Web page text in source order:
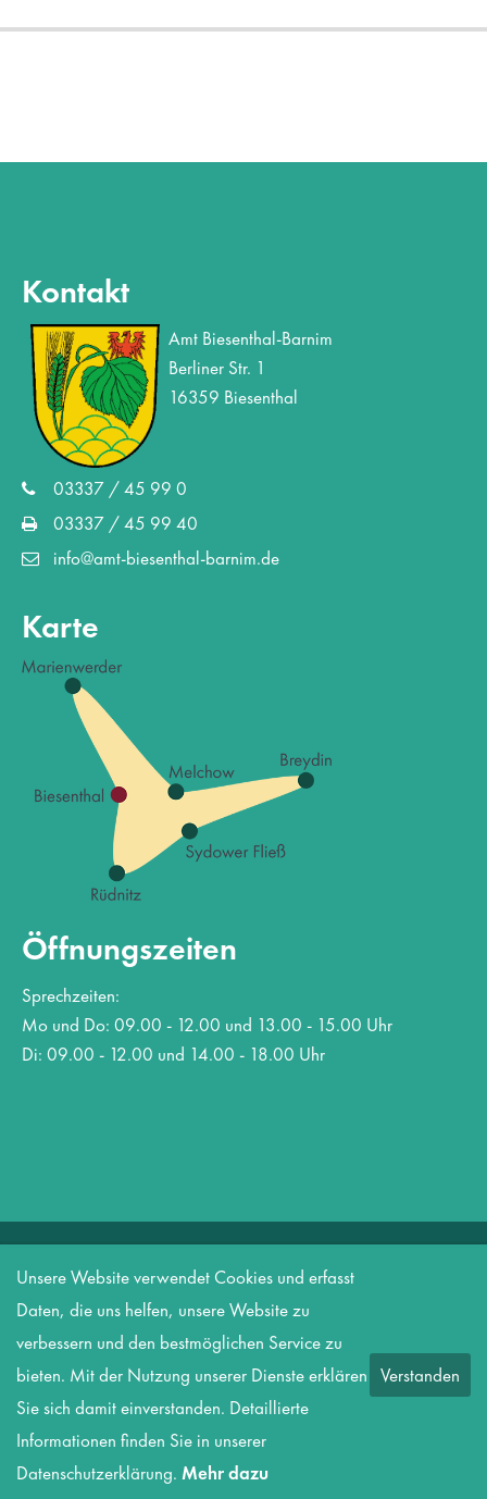
Kontakt
Amt Biesenthal-Barnim
Berliner Str. 1
16359 Biesenthal
03337 / 45 99 0
03337 / 45 99 40
info@amt-biesenthal-barnim.de
Karte
Öffnungszeiten
Sprechzeiten:
Mo und Do: 09.00 - 12.00 und 13.00 - 15.00 Uhr
Di: 09.00 - 12.00 und 14.00 - 18.00 Uhr
Copyright 2026 Amt Biesenthal-Barnim
Datenschutz
Informationspflicht nach DSGVO
Kontakt
Unsere Website verwendet Cookies und erfasst
Daten, die uns helfen, unsere Website zu
verbessern und den bestmöglichen Service zu
bieten. Mit der Nutzung unserer Dienste erklären
Sie sich damit einverstanden. Detaillierte
Informationen finden Sie in unserer
Datenschutzerklärung. Mehr dazu
Verstanden